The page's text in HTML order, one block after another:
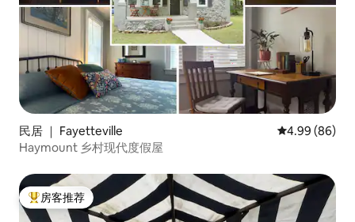
民居 ｜ Fayetteville 平均评分 4.99
4.99 (86)
Haymount 乡村现代度假屋
热门「房客推荐」
房客推荐